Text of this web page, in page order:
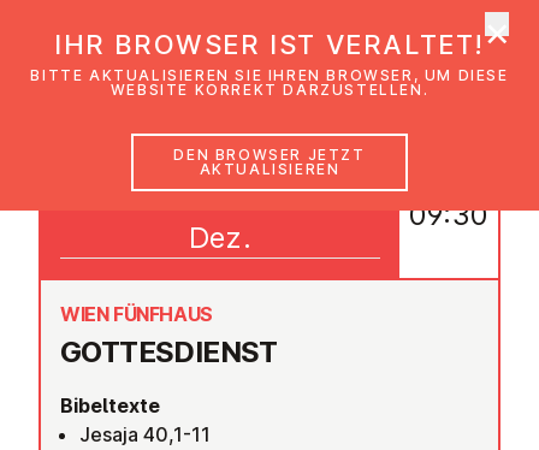
GOT­TES­DIENST
WIEN FÜNFHAUS
Bibeltexte
Jesaja 40,1-11
06
Dez.
09:30
IHR BROWSER IST VERALTET!
BITTE AKTUALISIEREN SIE IHREN BROWSER, UM DIESE
WEBSITE KORREKT DARZUSTELLEN.
DEN BROWSER JETZT
AKTUALISIEREN
×